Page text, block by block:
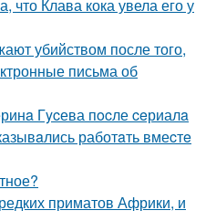
Клава кока увела его у
убийством после того,
письма об
Гycева пocле ceриалa
работaть вмеcтe
приматов Африки, и